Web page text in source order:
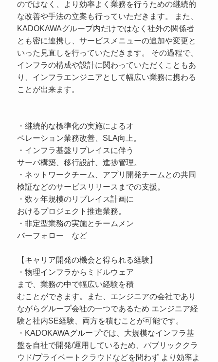
のではなく、より効率よく業務を行うための継続的
な改善や手法の立案も行っていただきます。 また、
KADOKAWAグループ内だけではなく社外の関係者
とも密に連携し、サービスメニューの追加や変更と
いった見直しを行っていただきます。 その過程で、
インフラの構成や設計に関わっていただくこともあ
り、インフラエンジニアとして幅広い業務に携わる
ことが出来ます。
・継続的な標準化の実施によるオ
ペレーション業務改善、SLA向上。
・インフラ基盤リプレイスに伴う
サーバ構築、移行設計、進捗管理。
・ネットワークチーム、アプリ開発チームとの共同
検証などのサービスリリースまでの支援。
・数ヶ年規模のリプレイス計画に
おけるプロジェクト推進業務。
・非定型業務の実施とチームメン
バーフォロー など
【キャリア開発の機会と得られる経験】
・物理インフラからミドルウェア
まで、業務の中で幅広い経験を積
むことができます。また、エンジニアの会社であり
ながらグループ会社の一つであるため エンジニア経
験と社内SE経験、両方を積むことが可能です。
・KADOKAWAグループでは、大規模なインフラ基
盤を自社で開発/運用しているため、パブリッククラ
ウド/プライベートクラウドなどを問わず より効率よ